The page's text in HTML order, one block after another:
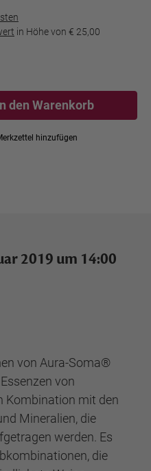
in Höhe von € 25,00
den Warenkorb
hinzufügen
2019 um 14:00
von Aura-Soma®
von
Kombination mit den
Mineralien, die
werden. Es
die